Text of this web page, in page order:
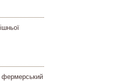
фермерський